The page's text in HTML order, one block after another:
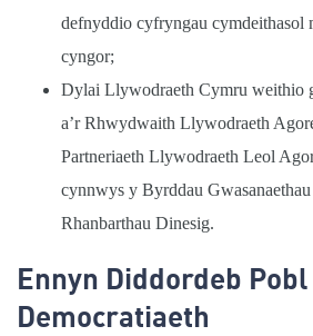
defnyddio cyfryngau cymdeithasol
cyngor;
Dylai Llywodraeth Cymru weithio
a’r Rhwydwaith Llywodraeth
Partneriaeth Llywodraeth Leol
cynnwys y Byrddau
Rhanbarthau Dinesig.
Ennyn Diddordeb
Democratiaeth